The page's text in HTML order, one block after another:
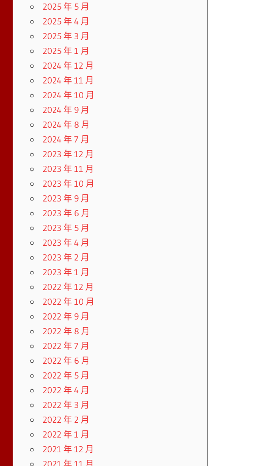
2025 年 5 月
2025 年 4 月
2025 年 3 月
2025 年 1 月
2024 年 12 月
2024 年 11 月
2024 年 10 月
2024 年 9 月
2024 年 8 月
2024 年 7 月
2023 年 12 月
2023 年 11 月
2023 年 10 月
2023 年 9 月
2023 年 6 月
2023 年 5 月
2023 年 4 月
2023 年 2 月
2023 年 1 月
2022 年 12 月
2022 年 10 月
2022 年 9 月
2022 年 8 月
2022 年 7 月
2022 年 6 月
2022 年 5 月
2022 年 4 月
2022 年 3 月
2022 年 2 月
2022 年 1 月
2021 年 12 月
2021 年 11 月